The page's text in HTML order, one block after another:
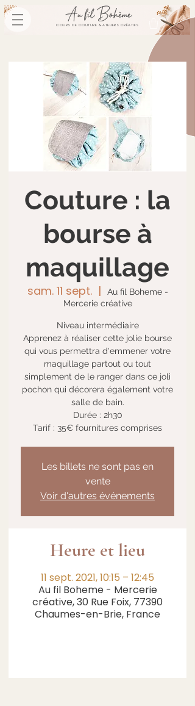
COURS DE COUTURE & ATELIERS CRÉATIFS
Couture : la
bourse à
maquillage
sam. 11 sept.
  |
Au fil Boheme -
Mercerie créative
Niveau intermédiaire
Apprenez à réaliser cette jolie bourse
qui vous permettra d'emmener votre
maquillage partout ou tout
simplement de le ranger dans ce joli
pochon qui décorera également votre
salle de bain.
Durée : 2h30
Tarif : 35€ fournitures comprises
Les billets ne sont pas en
vente
Voir d'autres événements
Heure et lieu
11 sept. 2021, 10:15 – 12:45
Au fil Boheme - Mercerie
créative, 30 Rue Foix, 77390
Chaumes-en-Brie, France